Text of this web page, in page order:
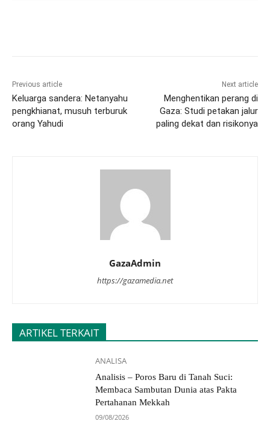
Previous article
Keluarga sandera: Netanyahu
pengkhianat, musuh terburuk
orang Yahudi
Next article
Menghentikan perang di
Gaza: Studi petakan jalur
paling dekat dan risikonya
GazaAdmin
https://gazamedia.net
ARTIKEL TERKAIT
ANALISA
Analisis – Poros Baru di Tanah Suci:
Membaca Sambutan Dunia atas Pakta
Pertahanan Mekkah
09/08/2026